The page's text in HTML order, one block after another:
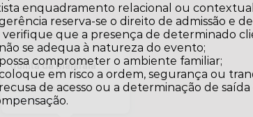
Quinta da Malafaia
Antas - Esposende
View Arraiais
enquadramento relacional ou
reserva-se o direito de admissão e
verifique que a presença de determinado
não se adequa à natureza do evento;
possa comprometer o ambiente familiar;
em risco a ordem, segurança ou
de acesso ou a determinação de